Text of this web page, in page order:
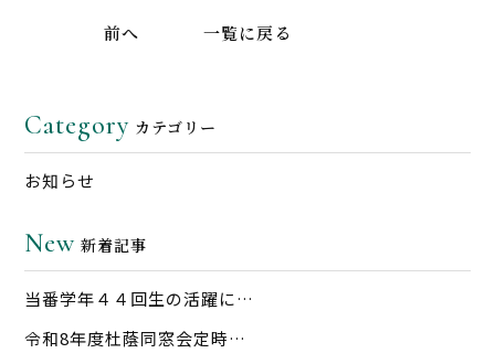
前へ 一覧に戻る
Category カテゴリー
お知らせ
New 新着記事
当番学年４４回生の活躍に…
令和8年度杜蔭同窓会定時…